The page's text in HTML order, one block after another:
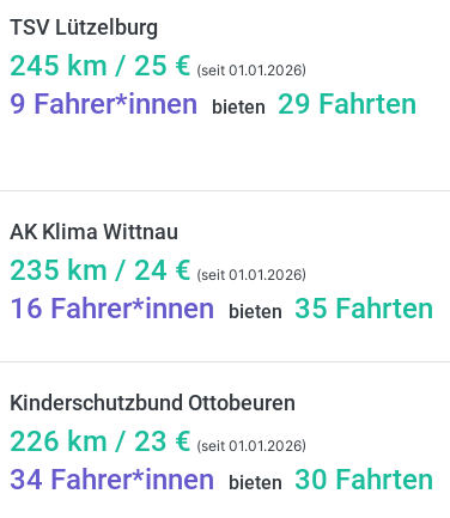
TSV Lützelburg
245 km / 25 € (seit 01.01.2026)
9 Fahrer*innen bieten 29 Fahrten
AK Klima Wittnau
235 km / 24 € (seit 01.01.2026)
16 Fahrer*innen bieten 35 Fahrten
Kinderschutzbund Ottobeuren
226 km / 23 € (seit 01.01.2026)
34 Fahrer*innen bieten 30 Fahrten